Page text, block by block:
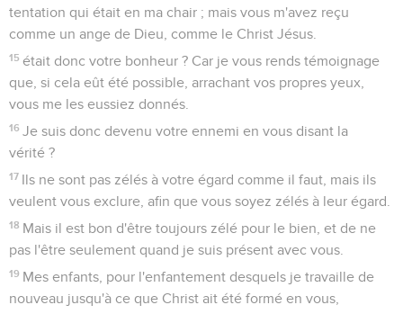
tentation qui était en ma chair ; mais vous m'avez reçu
comme un ange de Dieu, comme le Christ Jésus.
15 était donc votre bonheur ? Car je vous rends témoignage
que, si cela eût été possible, arrachant vos propres yeux,
vous me les eussiez donnés.
16 Je suis donc devenu votre ennemi en vous disant la
vérité ?
17 Ils ne sont pas zélés à votre égard comme il faut, mais ils
veulent vous exclure, afin que vous soyez zélés à leur égard.
18 Mais il est bon d'être toujours zélé pour le bien, et de ne
pas l'être seulement quand je suis présent avec vous.
19 Mes enfants, pour l'enfantement desquels je travaille de
nouveau jusqu'à ce que Christ ait été formé en vous,